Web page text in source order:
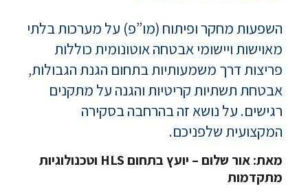
השפעות מחקר ופיתוח (מו”פ) על מערכות בלתי
מאוישות ויישומי אבטחה אוטונומית כוללות
פריצות דרך משמעותיות בתחום הגנת הגבולות,
אבטחת תשתיות קריטיות והגנה על מתקנים
רגישים. על נושא זה בהרחבה בסקירה
המקצועית שלפניכם.
מאת: אור שלום – יועץ בתחום HLS וטכנולוגיות
מתקדמות